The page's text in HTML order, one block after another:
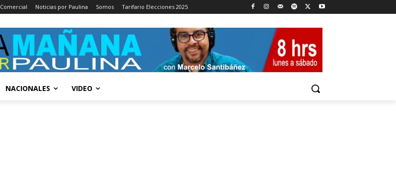
Comercial Noticias por Paulina Somos Tarifario Elecciones 2025
NACIONALES VIDEO